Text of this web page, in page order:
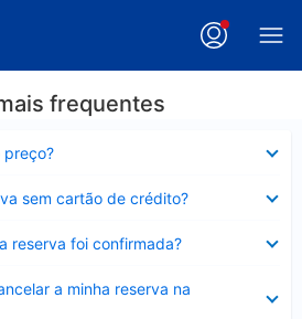
frequentes
preço?
sem cartão de crédito?
reserva foi confirmada?
a minha reserva na